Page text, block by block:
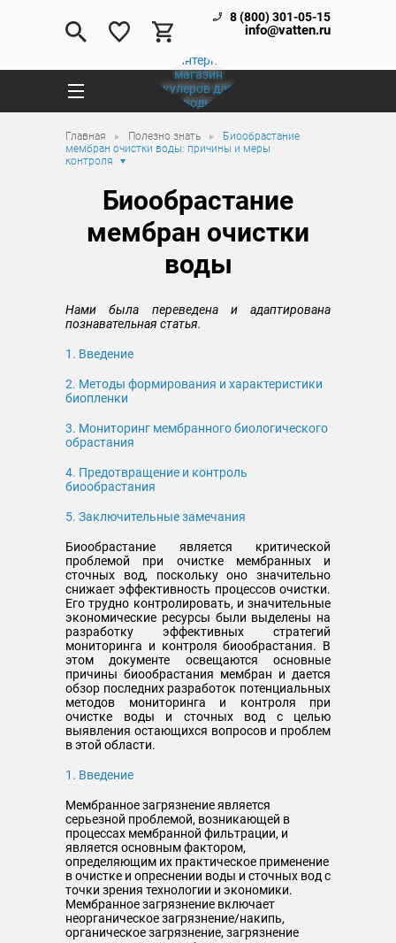
8 (800) 301-05-15
info@vatten.ru
Главная Полезно знать
Биообрастание
мембран очистки воды: причины и меры
контроля
Биообрастание
мембран очистки
воды
Нами была переведена и адаптирована
познавательная статья.
1. Введение
2. Методы формирования и характеристики
биопленки
3. Мониторинг мембранного биологического
обрастания
4. Предотвращение и контроль
биообрастания
5. Заключительные замечания
Биообрастание является критической
проблемой при очистке мембранных и
сточных вод, поскольку оно значительно
снижает эффективность процессов очистки.
Его трудно контролировать, и значительные
экономические ресурсы были выделены на
разработку эффективных стратегий
мониторинга и контроля биообрастания. В
этом документе освещаются основные
причины биообрастания мембран и дается
обзор последних разработок потенциальных
методов мониторинга и контроля при
очистке воды и сточных вод с целью
выявления остающихся вопросов и проблем
в этой области.
1. Введение
Мембранное загрязнение является
серьезной проблемой, возникающей в
процессах мембранной фильтрации, и
является основным фактором,
определяющим их практическое применение
в очистке и опреснении воды и сточных вод с
точки зрения технологии и экономики.
Мембранное загрязнение включает
неорганическое загрязнение/накипь,
органическое загрязнение, загрязнение